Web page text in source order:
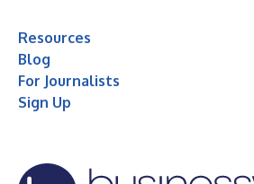
Resources
Blog
For Journalists
Sign Up